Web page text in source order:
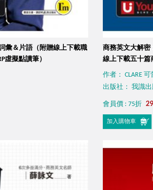
彙＆片語（附贈線上下載職
虛擬點讀筆）
商務英文大解密
線上下載五十篇
作者： CLARE
出版社： 我識
會員價 : 75折
加入購物車